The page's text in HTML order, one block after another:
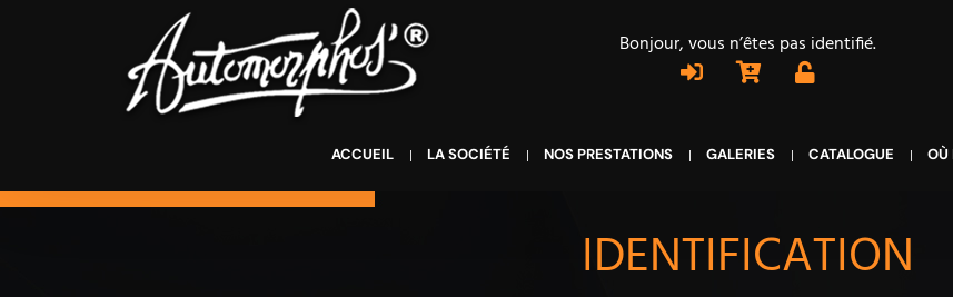
Bonjour, vous n’êtes pas identifié.
ACCUEIL LA SOCIÉTÉ NOS PRESTATIONS GALERIES CATALOGUE OÙ
IDENTIFICATION